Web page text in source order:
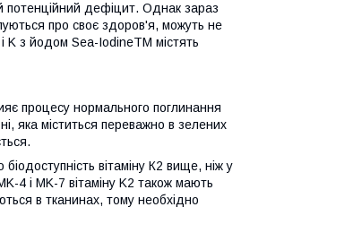
дефіцит. Однак зараз
про своє здоров'я, можуть не
K з йодом Sea-IodineTM містять
процесу нормального поглинання
яка міститься переважно в зелених
вітаміну К2 вище, ніж у
4 і MK-7 вітаміну K2 також мають
в тканинах, тому необхідно